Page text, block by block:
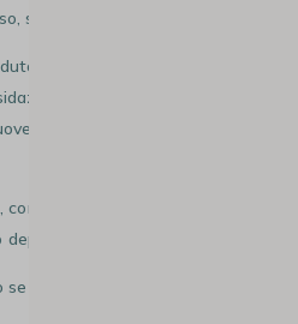
se si frantuma o si sfalda.
insieme alle guarnizioni, va
o depositi di calcare
seguendo i consigli di
il filtro, va sostituito
depositi troppo importanti.
si fonde.